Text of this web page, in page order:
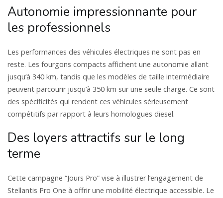
Autonomie impressionnante pour
les professionnels
Les performances des véhicules électriques ne sont pas en
reste. Les fourgons compacts affichent une autonomie allant
jusqu’à 340 km, tandis que les modèles de taille intermédiaire
peuvent parcourir jusqu’à 350 km sur une seule charge. Ce sont
des spécificités qui rendent ces véhicules sérieusement
compétitifs par rapport à leurs homologues diesel.
Des loyers attractifs sur le long
terme
Cette campagne “Jours Pro” vise à illustrer l’engagement de
Stellantis Pro One à offrir une mobilité électrique accessible. Le